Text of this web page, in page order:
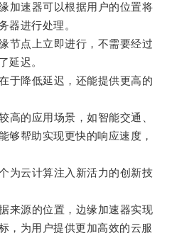
速器可以根据用户的位置将
器进行处理。
点上立即进行，不需要经过
延迟。
降低延迟，还能提供更高的
的应用场景，如智能交通、
够帮助实现更快的响应速度，
云计算注入新活力的创新技
源的位置，边缘加速器实现
，为用户提供更加高效的云服